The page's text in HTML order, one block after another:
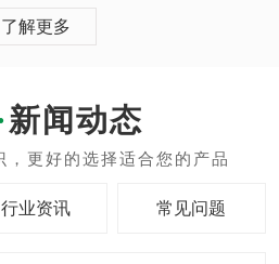
了解更多
新闻动态
行业资讯 常见问题